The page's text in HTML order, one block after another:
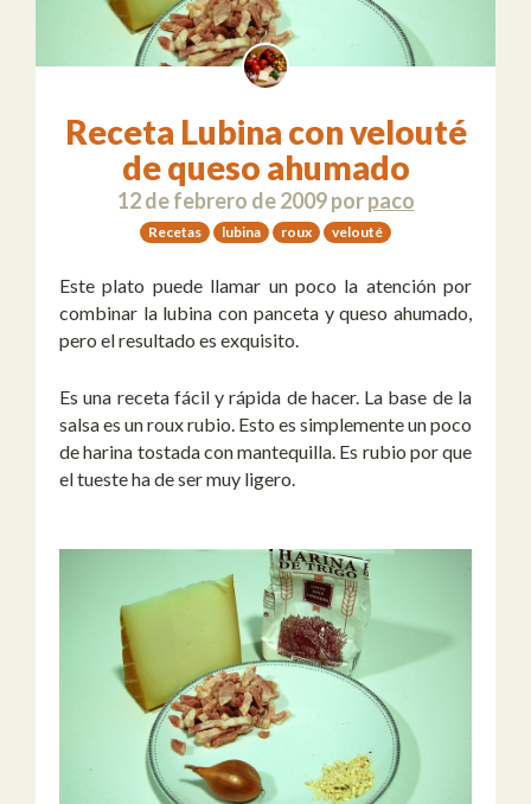
Receta Lubina con velouté
de queso ahumado
12 de febrero de 2009porpaco
Recetas lubina roux velouté
Este plato puede llamar un poco la atención por
combinar la lubina con panceta y queso ahumado,
pero el resultado es exquisito.
Es una receta fácil y rápida de hacer. La base de la
salsa es un roux rubio. Esto es simplemente un poco
de harina tostada con mantequilla. Es rubio por que
el tueste ha de ser muy ligero.